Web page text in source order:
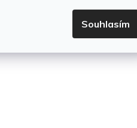
Souhlasím
á
d